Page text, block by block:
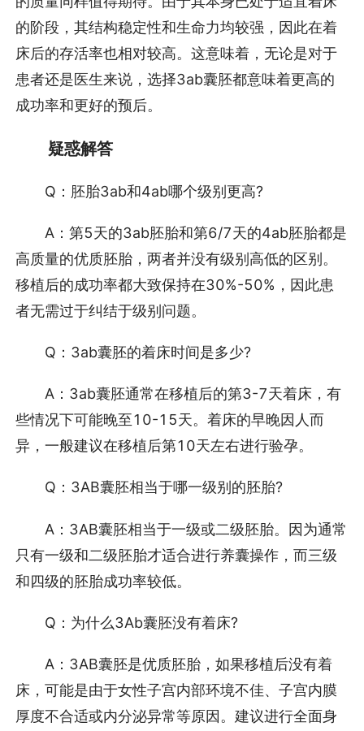
的阶段，其结构稳定性和生命力均较强，因此在着
床后的存活率也相对较高。这意味着，无论是对于
患者还是医生来说，选择3ab囊胚都意味着更高的
成功率和更好的预后。
疑惑解答
Q：胚胎3ab和4ab哪个级别更高?
A：第5天的3ab胚胎和第6/7天的4ab胚胎都是
高质量的优质胚胎，两者并没有级别高低的区别。
移植后的成功率都大致保持在30%-50%，因此患
者无需过于纠结于级别问题。
Q：3ab囊胚的着床时间是多少?
A：3ab囊胚通常在移植后的第3-7天着床，有
些情况下可能晚至10-15天。着床的早晚因人而
异，一般建议在移植后第10天左右进行验孕。
Q：3AB囊胚相当于哪一级别的胚胎?
A：3AB囊胚相当于一级或二级胚胎。因为通常
只有一级和二级胚胎才适合进行养囊操作，而三级
和四级的胚胎成功率较低。
Q：为什么3Ab囊胚没有着床?
A：3AB囊胚是优质胚胎，如果移植后没有着
床，可能是由于女性子宫内部环境不佳、子宫内膜
厚度不合适或内分泌异常等原因。建议进行全面身